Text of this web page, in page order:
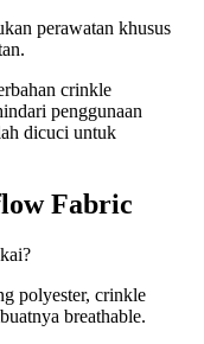
perawatan khusus
crinkle
penggunaan
dicuci untuk
Fabric
polyester, crinkle
breathable.